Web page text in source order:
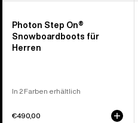
Photon Step On®
Snowboardboots für
Herren
In 2 Farben erhältlich
€490,00